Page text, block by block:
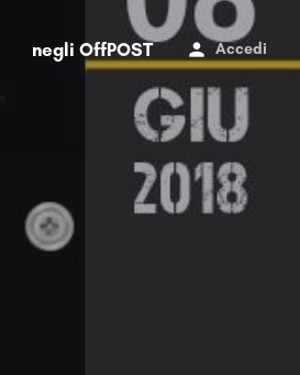
negli OffPOST Accedi